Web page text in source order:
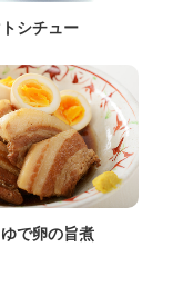
シチュー
で卵の旨煮